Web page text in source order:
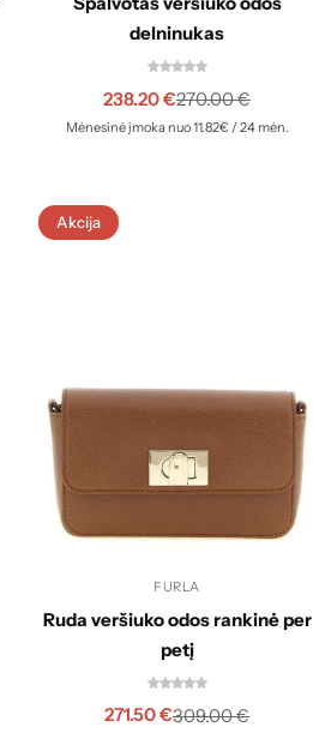
delninukas
270.00€
238.20€
Mėnesinė įmoka nuo 11.82€ / 24 mėn.
Akcija
FURLA
Ruda veršiuko odos rankinė per
petį
309.00€
271.50€